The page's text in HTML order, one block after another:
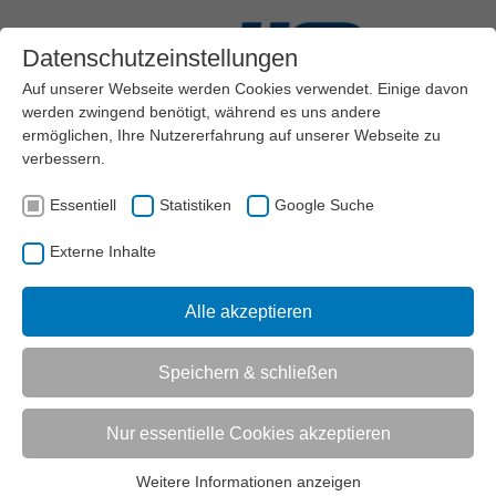
VEREINSMANAGEMENT
Vorlesen
Informationen zum Readspeaker öffnen
Datenschutzeinstellungen
Auf unserer Webseite werden Cookies verwendet. Einige davon
werden zwingend benötigt, während es uns andere
ermöglichen, Ihre Nutzererfahrung auf unserer Webseite zu
verbessern.
Essentiell Statistiken Google Suche
Externe Inhalte
Alle akzeptieren
Speichern & schließen
Nur essentielle Cookies akzeptieren
Weitere Informationen anzeigen